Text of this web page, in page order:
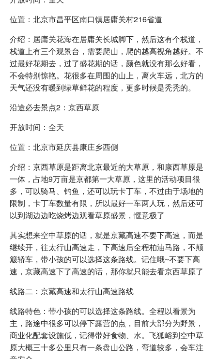
位置：北京市昌平区南口镇居庸关村216省道
介绍：居庸关花海在居庸关长城脚下，然后这有个栈道，
栈道上有三个观景台，需要爬山，爬的越高视角越好。不
过最好花期去，过了盛花期的话，颜色就没有那么好看，
不会特别惊艳。花很多在周围的山上，离火车远，北方的
天气还没有暖到绿草鲜花的程度，更多时候是秃秃的。
沿途必去景点2：京西草原
开放时间：全天
位置：北京市延庆县康庄乡西侧
介绍：京西草原是距离北京最近的大草原，和康西草原是
一体，占地9万亩是京都第一大草原，这里的活动项目很
多，可以骑马、钓鱼，还可以玩卡丁车，不过由于场地的
限制，卡丁车数量有限，所以最好一车两人玩，然后还可
以到湖边边吃烧烤边观看草原盛景，惬意极了
其实想来空中草原的话，就是京藏高速不要下高速，而是
继续开，往太行山高速走，下高速后全程柏油马路，不颠
簸轿车，带小孩的可以选择这条路线。记住哦~不要下高
速，京藏高速下了高速的话，那你就只能去看京西草原了
线路二：京藏高速和太行山高速路线
线路特色：带小孩的可以选择这条路线。全程以看景为
主，路途中很多可以停下露营的点，目前大部分为野景，
商业化配套设施低，记得带好食物、水。飞狐峪到空中草
原大概三十多公里只有一条盘山公路，弯道较多，会车注